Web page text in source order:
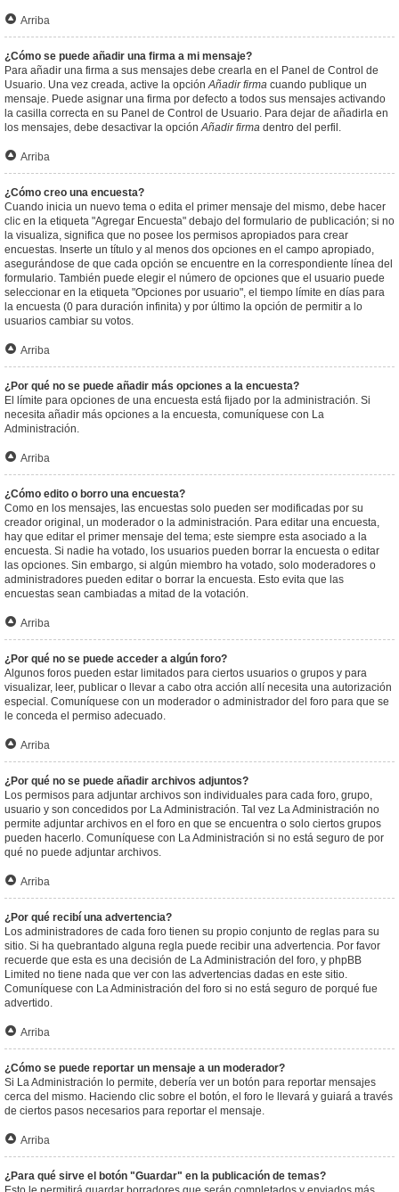
Arriba
¿Cómo se puede añadir una firma a mi mensaje?
Para añadir una firma a sus mensajes debe crearla en el Panel de Control de
Usuario. Una vez creada, active la opciónAñadir firma cuando publique un
mensaje. Puede asignar una firma por defecto a todos sus mensajes activando
la casilla correcta en su Panel de Control de Usuario. Para dejar de añadirla en
los mensajes, debe desactivar la opciónAñadir firma dentro del perfil.
Arriba
¿Cómo creo una encuesta?
Cuando inicia un nuevo tema o edita el primer mensaje del mismo, debe hacer
clic en la etiqueta "Agregar Encuesta" debajo del formulario de publicación; si no
la visualiza, significa que no posee los permisos apropiados para crear
encuestas. Inserte un título y al menos dos opciones en el campo apropiado,
asegurándose de que cada opción se encuentre en la correspondiente línea del
formulario. También puede elegir el número de opciones que el usuario puede
seleccionar en la etiqueta "Opciones por usuario", el tiempo límite en días para
la encuesta (0 para duración infinita) y por último la opción de permitir a lo
usuarios cambiar su votos.
Arriba
¿Por qué no se puede añadir más opciones a la encuesta?
El límite para opciones de una encuesta está fijado por la administración. Si
necesita añadir más opciones a la encuesta, comuníquese con La
Administración.
Arriba
¿Cómo edito o borro una encuesta?
Como en los mensajes, las encuestas solo pueden ser modificadas por su
creador original, un moderador o la administración. Para editar una encuesta,
hay que editar el primer mensaje del tema; este siempre esta asociado a la
encuesta. Si nadie ha votado, los usuarios pueden borrar la encuesta o editar
las opciones. Sin embargo, si algún miembro ha votado, solo moderadores o
administradores pueden editar o borrar la encuesta. Esto evita que las
encuestas sean cambiadas a mitad de la votación.
Arriba
¿Por qué no se puede acceder a algún foro?
Algunos foros pueden estar limitados para ciertos usuarios o grupos y para
visualizar, leer, publicar o llevar a cabo otra acción allí necesita una autorización
especial. Comuníquese con un moderador o administrador del foro para que se
le conceda el permiso adecuado.
Arriba
¿Por qué no se puede añadir archivos adjuntos?
Los permisos para adjuntar archivos son individuales para cada foro, grupo,
usuario y son concedidos por La Administración. Tal vez La Administración no
permite adjuntar archivos en el foro en que se encuentra o solo ciertos grupos
pueden hacerlo. Comuníquese con La Administración si no está seguro de por
qué no puede adjuntar archivos.
Arriba
¿Por qué recibí una advertencia?
Los administradores de cada foro tienen su propio conjunto de reglas para su
sitio. Si ha quebrantado alguna regla puede recibir una advertencia. Por favor
recuerde que esta es una decisión de La Administración del foro, y phpBB
Limited no tiene nada que ver con las advertencias dadas en este sitio.
Comuníquese con La Administración del foro si no está seguro de porqué fue
advertido.
Arriba
¿Cómo se puede reportar un mensaje a un moderador?
Si La Administración lo permite, debería ver un botón para reportar mensajes
cerca del mismo. Haciendo clic sobre el botón, el foro le llevará y guiará a través
de ciertos pasos necesarios para reportar el mensaje.
Arriba
¿Para qué sirve el botón "Guardar" en la publicación de temas?